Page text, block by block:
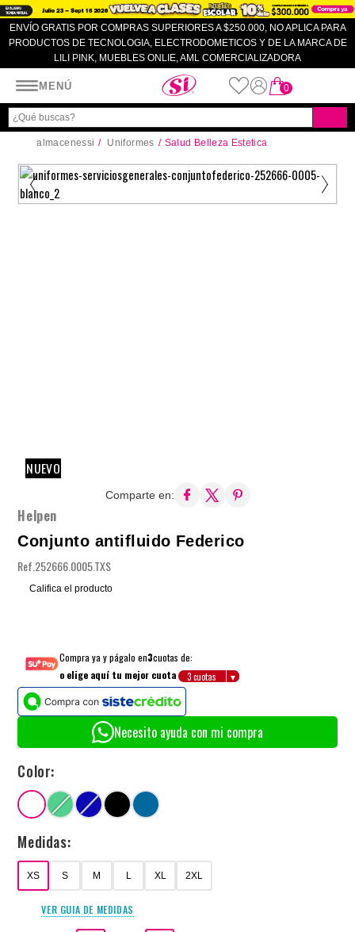
ENVÍO GRATIS POR COMPRAS SUPERIORES A $250.000, NO APLICA PARA
PRODUCTOS DE TECNOLOGIA, ELECTRODOMETICOS Y DE LA MARCA DE
LILI PINK, MUEBLES ONLIE, AML COMERCIALIZADORA
MENÚ
Almacenes SI
0
almacenessi Uniformes Salud Belleza Estetica
NUEVO
Comparte en:
Helpen
Conjunto antifluido Federico
Ref. 252666.0005.TXS
Califica el producto
Compra ya y págalo en3cuotas de:
o elige aquí tu mejor cuota
Necesito ayuda con mi compra
Color:
Medidas:
XS S M L XL 2XL
VER GUIA DE MEDIDAS